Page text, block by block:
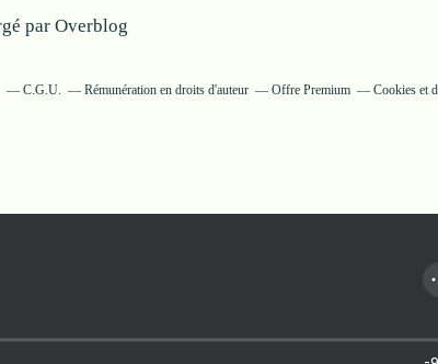
par Overblog
C.G.U. Rémunération en droits d'auteur Offre Premium Cookies et